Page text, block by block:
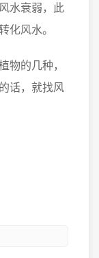
水衰弱，此
化风水。
的几种，
话，就找风